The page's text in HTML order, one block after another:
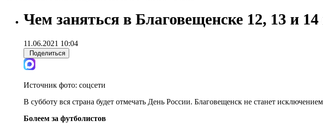
Чем заняться в Благовещенске 12, 13 и
11.06.2021 10:04
Поделиться
Источник фото: соцсети
В субботу вся страна будет отмечать День России. Благовещенск не станет
Болеем за футболистов